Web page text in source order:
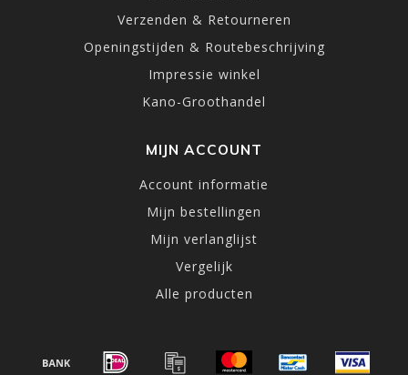
Verzenden & Retourneren
Openingstijden & Routebeschrijving
Impressie winkel
Kano-Groothandel
MIJN ACCOUNT
Account informatie
Mijn bestellingen
Mijn verlanglijst
Vergelijk
Alle producten